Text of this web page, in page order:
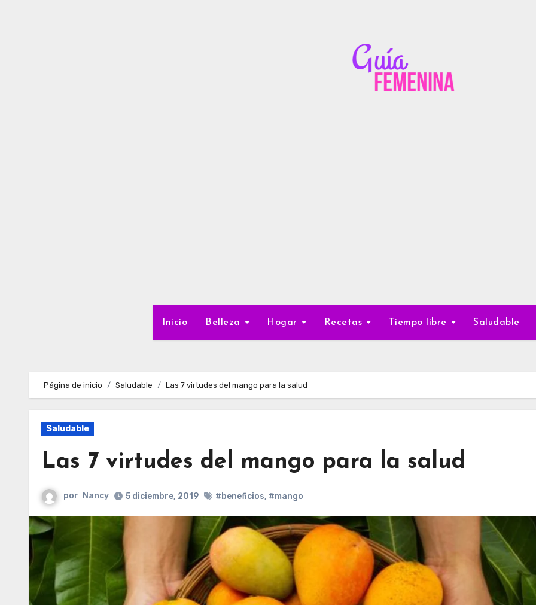
Inicio Belleza Hogar Recetas Tiempo libre Saludable
Página de inicio Saludable Las 7 virtudes del mango para la salud
Saludable
Las 7 virtudes del mango para la salud
por Nancy 5 diciembre, 2019 #beneficios, #mango